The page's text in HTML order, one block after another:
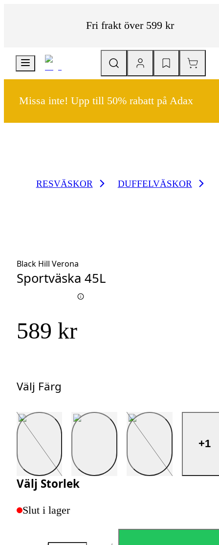
Fri frakt över 599 kr
Missa inte! Upp till 50% rabatt på Adax
RESVÄSKOR DUFFELVÄSKOR
Black Hill Verona
Sportväska 45L
589 kr
Välj Färg
Välj Färg
+1
Välj Storlek
Slut i lager